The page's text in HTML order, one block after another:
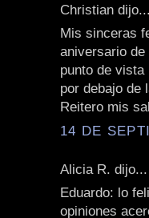
Christian dijo...
Mis sinceras
aniversario
punto de
por debajo de
Reitero mis
14 DE
Alicia R. dijo...
Eduardo: lo
opiniones